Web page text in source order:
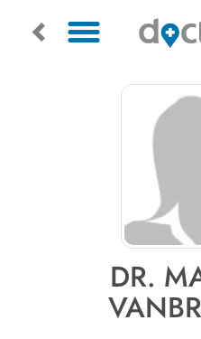
DR.